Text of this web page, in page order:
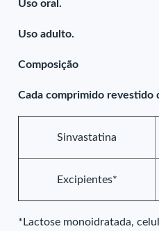
Uso oral.
Uso adulto.
Composição
Cada comprimido revestido
Sinvastatina
Excipientes*
*Lactose monoidratada,